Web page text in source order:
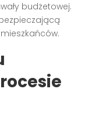
budżetowej.